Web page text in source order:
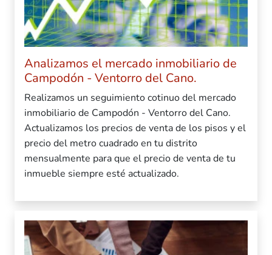
Analizamos el mercado inmobiliario de
Campodón - Ventorro del Cano.
Realizamos un seguimiento cotinuo del mercado
inmobiliario de Campodón - Ventorro del Cano.
Actualizamos los precios de venta de los pisos y el
precio del metro cuadrado en tu distrito
mensualmente para que el precio de venta de tu
inmueble siempre esté actualizado.